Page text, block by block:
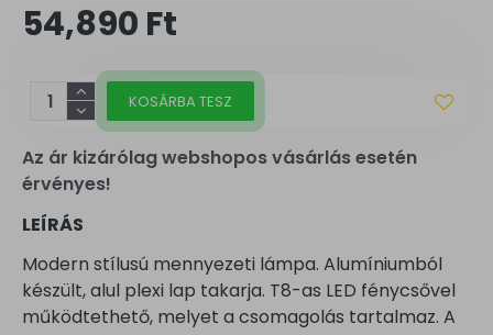
Az ár kizárólag webshopos vásárlás esetén
érvényes!
54,890 Ft
KOSÁRBA TESZ
LEÍRÁS
Modern stílusú mennyezeti lámpa. Alumíniumból
készült, alul plexi lap takarja. T8-as LED fénycsővel
működtethető, melyet a csomagolás tartalmaz. A